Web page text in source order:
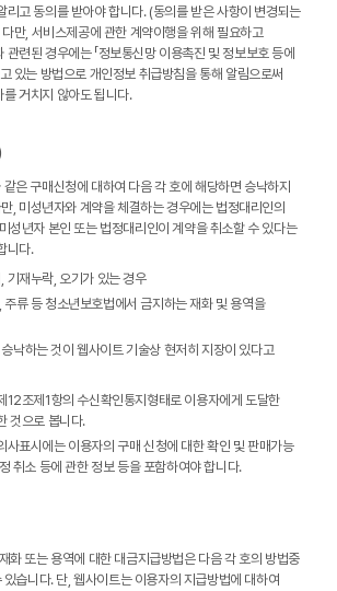
리고 동의를 받아야 합니다. (동의를 받은 사항이 변경되는
만, 서비스제공에 관한 계약이행을 위해 필요하고
관련된 경우에는 「정보통신망 이용촉진 및 정보보호 등에
고 있는 방법으로 개인정보 취급방침을 통해 알림으로써
거치지 않아도 됩니다.
은 구매신청에 대하여 다음 각 호에 해당하면 승낙하지
, 미성년자와 계약을 체결하는 경우에는 법정대리인의
성년자 본인 또는 법정대리인이 계약을 취소할 수 있다는
니다.
기재누락, 오기가 있는 경우
주류 등 청소년보호법에서 금지하는 재화 및 용역을
낙하는 것이 웹사이트 기술상 현저히 지장이 있다고
12조제1항의 수신확인통지형태로 이용자에게 도달한
것으로 봅니다.
사표시에는 이용자의 구매 신청에 대한 확인 및 판매가능
취소 등에 관한 정보 등을 포함하여야 합니다.
화 또는 용역에 대한 대금지급방법은 다음 각 호의 방법중
습니다. 단, 웹사이트는 이용자의 지급방법에 대하여